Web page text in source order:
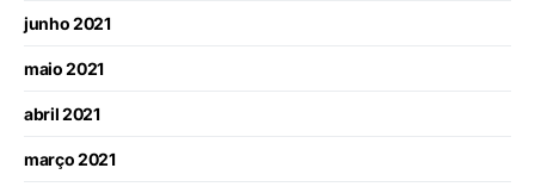
junho 2021
maio 2021
abril 2021
março 2021